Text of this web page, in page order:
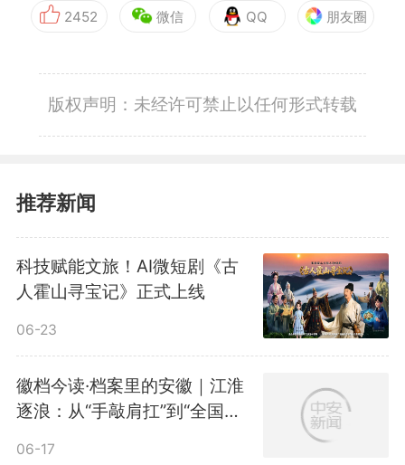
2452 微信 QQ 朋友圈
版权声明：未经许可禁止以任何形式转载
推荐新闻
科技赋能文旅！AI微短剧《古
人霍山寻宝记》正式上线
06-23
徽档今读·档案里的安徽｜江淮
逐浪：从“手敲肩扛”到“全国第
06-17